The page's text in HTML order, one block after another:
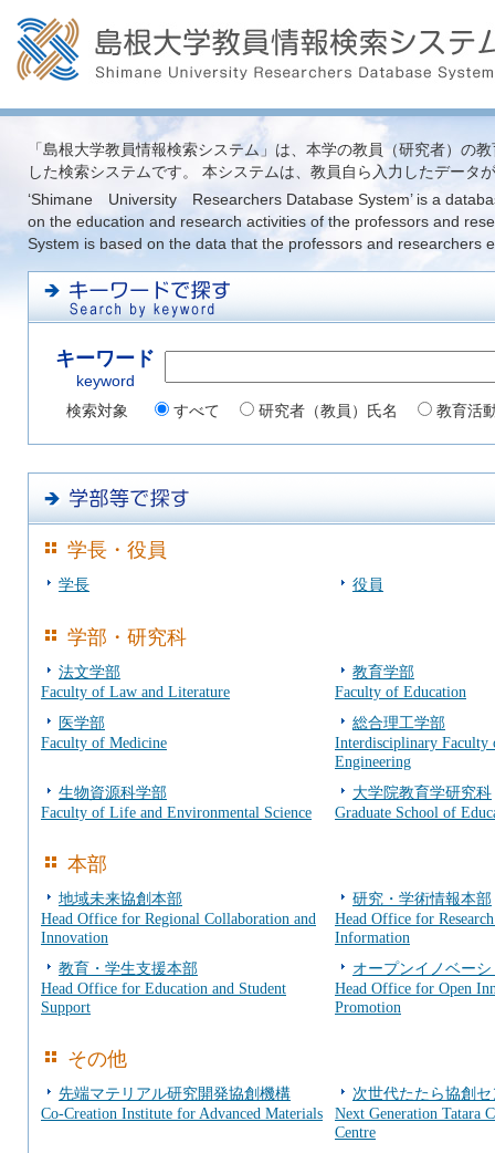
「島根大学教員情報検索システム」は、本学の教員（研究者）の
した検索システムです。 本システムは、教員自ら入力したデータ
‘Shimane University Researchers Database System’ is a
on the education and research activities of the professors and
System is based on the data that the professors and researchers
キーワード
keyword
検索対象
すべて 研究者（教員）氏名 教育
学長・役員
学長 役員
学部・研究科
法文学部
Faculty of Law and Literature
教育学部
Faculty of Education
医学部
Faculty of Medicine
総合理工学部
Interdisciplinary Faculty
Engineering
生物資源科学部
Faculty of Life and Environmental Science
大学院教育学研究科
Graduate School of
本部
地域未来協創本部
Head Office for Regional Collaboration and
Innovation
研究・学術情報本部
Head Office for
Information
教育・学生支援本部
Head Office for Education and Student
Support
オープンイノベー
Head Office for Open
Promotion
その他
先端マテリアル研究開発協創機構
Co-Creation Institute for Advanced Materials
次世代たたら協創
Next Generation Tatara
Centre